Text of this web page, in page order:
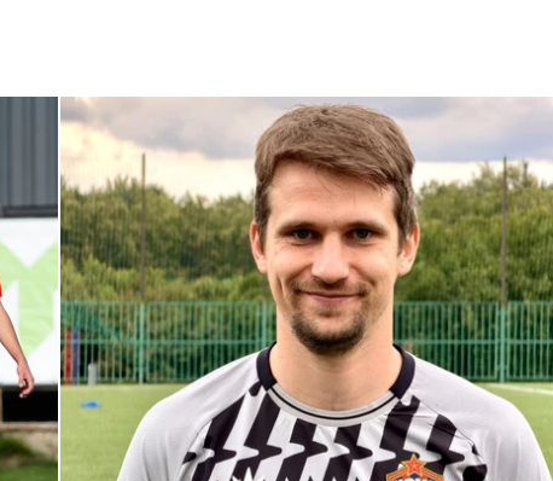
С возвращением в родной клуб, Антон Александрович!